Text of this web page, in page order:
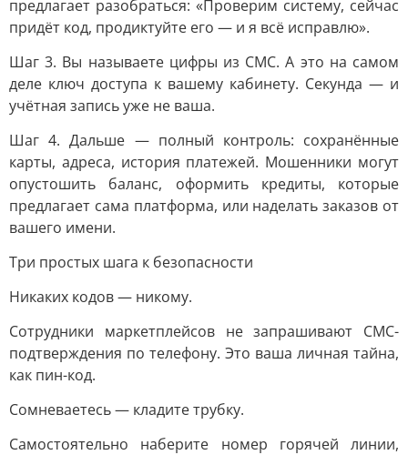
предлагает разобраться: «Проверим систему, сейчас
придёт код, продиктуйте его — и я всё исправлю».
Шаг 3. Вы называете цифры из СМС. А это на самом
деле ключ доступа к вашему кабинету. Секунда — и
учётная запись уже не ваша.
Шаг 4. Дальше — полный контроль: сохранённые
карты, адреса, история платежей. Мошенники могут
опустошить баланс, оформить кредиты, которые
предлагает сама платформа, или наделать заказов от
вашего имени.
Три простых шага к безопасности
Никаких кодов — никому.
Сотрудники маркетплейсов не запрашивают СМС-
подтверждения по телефону. Это ваша личная тайна,
как пин-код.
Сомневаетесь — кладите трубку.
Самостоятельно наберите номер горячей линии,